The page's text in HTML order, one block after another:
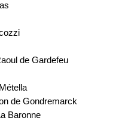
de Gardefeu
de Gondremarck
Baronne